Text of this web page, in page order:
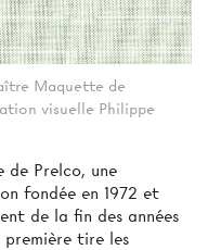
Maquette de
visuelle Philippe
Prelco, une
fondée en 1972 et
de la fin des années
tire les